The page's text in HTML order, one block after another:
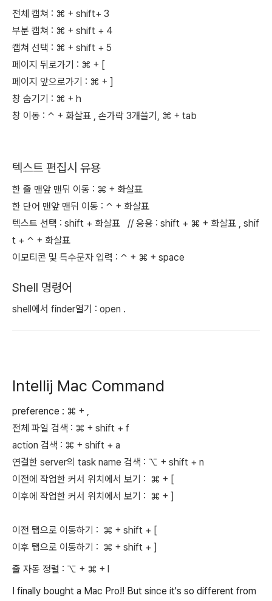
전체 캡쳐 : ⌘ + shift+ 3
부분 캡쳐 : ⌘ + shift + 4
캡쳐 선택 : ⌘ + shift + 5
페이지 뒤로가기 : ⌘ + [
페이지 앞으로가기 : ⌘ + ]
창 숨기기 : ⌘ + h
창 이동 : ⌃ + 화살표 , 손가락 3개쓸기, ⌘ + tab
텍스트 편집시 유용
한 줄 맨앞 맨뒤 이동 : ⌘ + 화살표
한 단어 맨앞 맨뒤 이동 : ⌃ + 화살표
텍스트 선택 : shift + 화살표 // 응용 : shift + ⌘ + 화살표 , shif
t + ⌃ + 화살표
이모티콘 및 특수문자 입력 : ⌃ + ⌘ + space
Shell 명령어
shell에서 finder열기 : open .
Intellij Mac Command
preference : ⌘ + ,
전체 파일 검색 : ⌘ + shift + f
action 검색 : ⌘ + shift + a
연결한 server의 task name 검색 : ⌥ + shift + n
이전에 작업한 커서 위치에서 보기 : ⌘ + [
이후에 작업한 커서 위치에서 보기 : ⌘ + ]
이전 탭으로 이동하기 : ⌘ + shift + [
이후 탭으로 이동하기 : ⌘ + shift + ]
줄 자동 정렬 : ⌥ + ⌘ + l
I finally bought a Mac Pro!! But since it's so different from